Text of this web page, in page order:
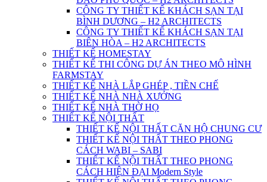
CÔNG TY THIẾT KẾ KHÁCH SẠN TẠI
BÌNH DƯƠNG – H2 ARCHITECTS
CÔNG TY THIẾT KẾ KHÁCH SẠN TẠI
BIÊN HÒA – H2 ARCHITECTS
THIẾT KẾ HOMESTAY
THIẾT KẾ THI CÔNG DỰ ÁN THEO MÔ HÌNH
FARMSTAY
THIẾT KẾ NHÀ LẮP GHÉP , TIỀN CHẾ
THIẾT KẾ NHÀ NHÀ XƯỞNG
THIẾT KẾ NHÀ THỜ HỌ
THIẾT KẾ NỘI THẤT
THIẾT KẾ NỘI THẤT CĂN HỘ CHUNG CƯ
THIẾT KẾ NỘI THẤT THEO PHONG
CÁCH WABI – SABI
THIẾT KẾ NỘI THẤT THEO PHONG
CÁCH HIỆN ĐẠI Modern Style